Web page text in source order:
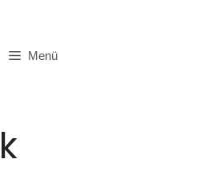
Menü